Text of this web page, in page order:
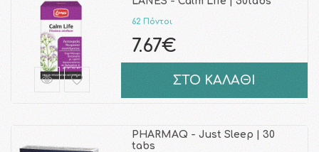
62 Πόντοι
7.67€
ΣΤΟ ΚΑΛΑΘΙ
PHARMAQ - Just Sleep | 30
tabs